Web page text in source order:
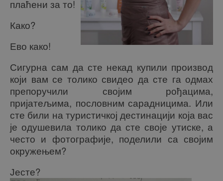
плаћени за то!
Како?
Ево како!
Сигурна сам да сте некад купили производ
који вам се толико свидео да сте га одмах
препоручили својим рођацима,
пријатељима, пословним сарадницима. Или
сте били на туристичкој дестинацији која вас
је одушевила толико да сте своје утиске, а
често и фотографије, поделили са својим
окружењем?
Јесте?